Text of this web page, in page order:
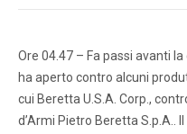
Ore 04.47 – Fa passi avanti
ha aperto contro alcuni
cui Beretta U.S.A. Corp.,
d’Armi Pietro Beretta S.p.A..